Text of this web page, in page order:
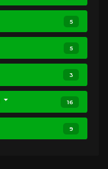
5
5
3
16
9